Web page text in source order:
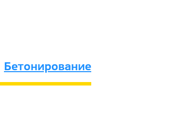
Бетонирование